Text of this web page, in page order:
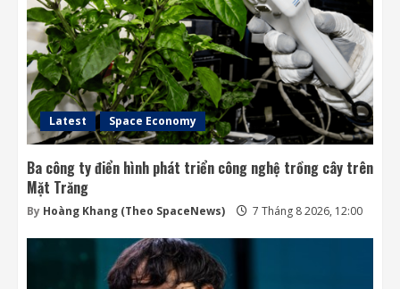
4
OpenAI sắp bỏ giới hạn nhắn tin đối với
người dùng ChatGPT miễn phí
7 Tháng 8 2026, 07:55
Latest Space Economy
Ba công ty điển hình phát triển công nghệ trồng cây trên
Mặt Trăng
By Hoàng Khang (Theo SpaceNews) 7 Tháng 8 2026, 12:00